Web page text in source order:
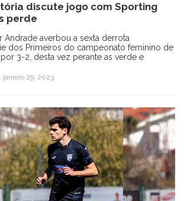
discute jogo com Sporting
perde
Andrade averbou a sexta derrota
dos Primeiros do campeonato feminino de
3-2, desta vez perante as verde e
janeiro 29, 2023